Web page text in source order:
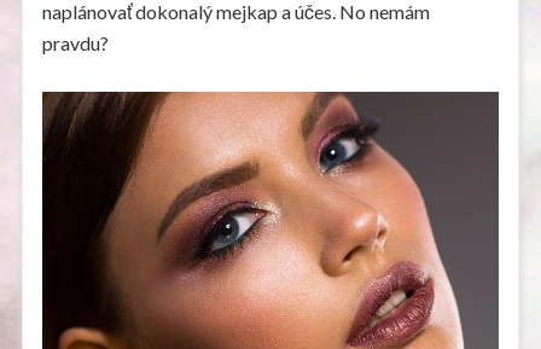
naplánovať dokonalý mejkap a účes. No nemám
pravdu?